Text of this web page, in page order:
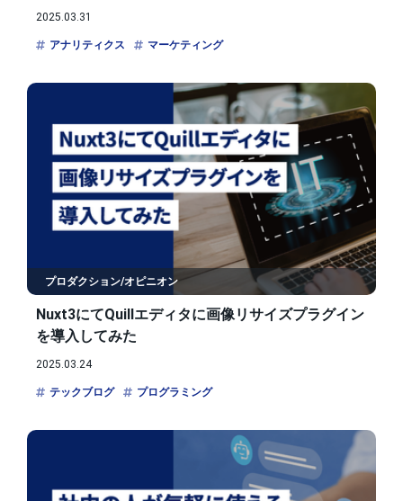
2025.03.31
アナリティクス マーケティング
プロダクション/オピニオン
Nuxt3にてQuillエディタに画像リサイズプラグイン
を導入してみた
2025.03.24
テックブログ プログラミング